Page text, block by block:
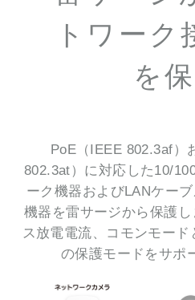
トワーク
を
PoE（IEEE 802.3af）
802.3at）に対応した10/
ーク機器およびLANケー
機器を雷サージから保護
ス放電電流、コモンモー
の保護モードをサポ